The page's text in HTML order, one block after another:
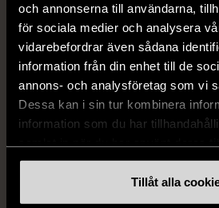
och annonserna till användarna,
för sociala medier och analysera
vidarebefordrar även sådana
information från din enhet till de
annons- och analysföretag som vi
Dessa kan i sin tur kombinera
information som du har
Tillåt alla
1/5
199